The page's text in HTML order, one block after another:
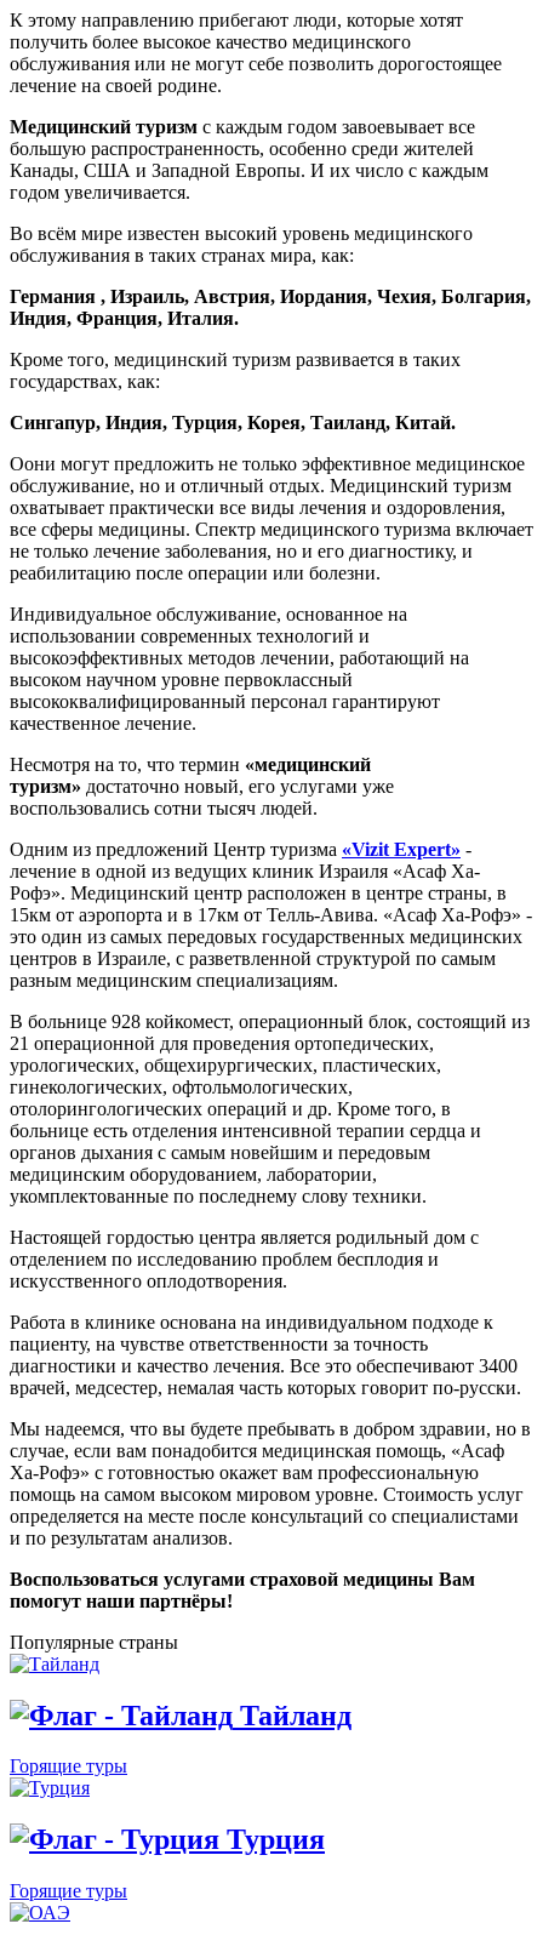
К этому направлению прибегают люди, которые хотят
получить более высокое качество медицинского
обслуживания или не могут себе позволить дорогостоящее
лечение на своей родине.
Медицинский туризм с каждым годом завоевывает все
большую распространенность, особенно среди жителей
Канады, США и Западной Европы. И их число с каждым
годом увеличивается.
Во всём мире известен высокий уровень медицинского
обслуживания в таких странах мира, как:
Германия , Израиль, Австрия, Иордания, Чехия, Болгария,
Индия, Франция, Италия.
Кроме того, медицинский туризм развивается в таких
государствах, как:
Сингапур, Индия, Турция, Корея, Таиланд, Китай.
Оони могут предложить не только эффективное медицинское
обслуживание, но и отличный отдых. Медицинский туризм
охватывает практически все виды лечения и оздоровления,
все сферы медицины. Спектр медицинского туризма включает
не только лечение заболевания, но и его диагностику, и
реабилитацию после операции или болезни.
Индивидуальное обслуживание, основанное на
использовании современных технологий и
высокоэффективных методов лечении, работающий на
высоком научном уровне первоклассный
высококвалифицированный персонал гарантируют
качественное лечение.
Несмотря на то, что термин «медицинский
туризм» достаточно новый, его услугами уже
воспользовались сотни тысяч людей.
Одним из предложений Центр туризма «Vizit Expert» -
лечение в одной из ведущих клиник Израиля «Асаф Ха-
Рофэ». Медицинский центр расположен в центре страны, в
15км от аэропорта и в 17км от Телль-Авива. «Асаф Ха-Рофэ» -
это один из самых передовых государственных медицинских
центров в Израиле, с разветвленной структурой по самым
разным медицинским специализациям.
В больнице 928 койкомест, операционный блок, состоящий из
21 операционной для проведения ортопедических,
урологических, общехирургических, пластических,
гинекологических, офтольмологических,
отолорингологических операций и др. Кроме того, в
больнице есть отделения интенсивной терапии сердца и
органов дыхания с самым новейшим и передовым
медицинским оборудованием, лаборатории,
укомплектованные по последнему слову техники.
Настоящей гордостью центра является родильный дом с
отделением по исследованию проблем бесплодия и
искусственного оплодотворения.
Работа в клинике основана на индивидуальном подходе к
пациенту, на чувстве ответственности за точность
диагностики и качество лечения. Все это обеспечивают 3400
врачей, медсестер, немалая часть которых говорит по-русски.
Мы надеемся, что вы будете пребывать в добром здравии, но в
случае, если вам понадобится медицинская помощь, «Асаф
Ха-Рофэ» с готовностью окажет вам профессиональную
помощь на самом высоком мировом уровне. Стоимость услуг
определяется на месте после консультаций со специалистами
и по результатам анализов.
Воспользоваться услугами страховой медицины Вам
помогут наши партнёры!
Популярные страны
Тайланд
Горящие туры
Турция
Горящие туры